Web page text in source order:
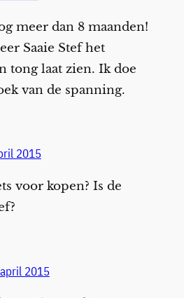
meer dan 8 maanden!
Saaie Stef het
tong laat zien. Ik doe
van de spanning.
2015
voor kopen? Is de
2015